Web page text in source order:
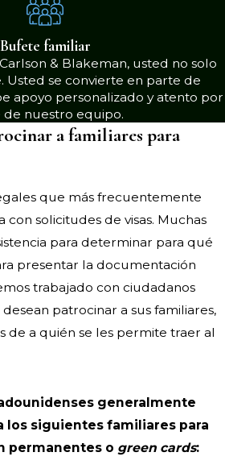
temporales
y
Bufete familiar
& Blakeman, usted no solo
Usted se convierte en parte de
apoyo personalizado y atento por
de nuestro equipo.
a familiares para
que más frecuentemente
con solicitudes de visas. Muchas
para determinar para qué
presentar la documentación
trabajado con ciudadanos
patrocinar a sus familiares,
de a quién se les permite traer al
generalmente
los siguientes familiares para
permanentes o green cards: